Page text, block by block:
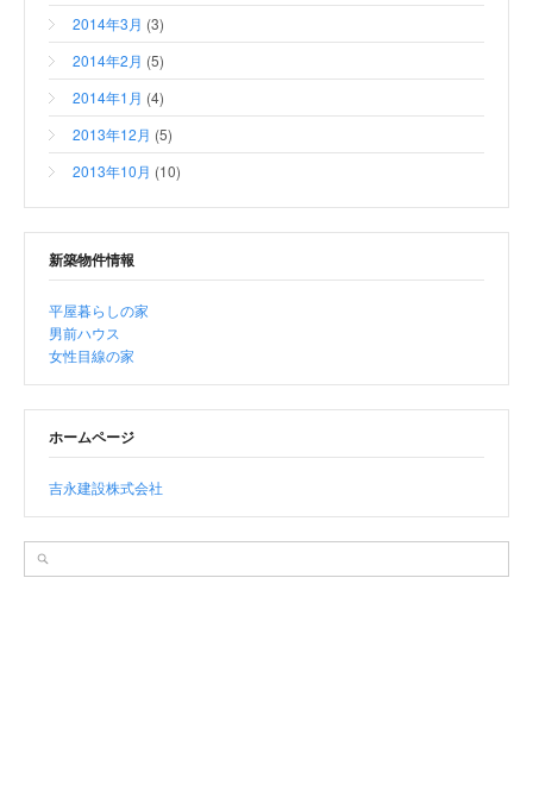
2014年3月 (3)
2014年2月 (5)
2014年1月 (4)
2013年12月 (5)
2013年10月 (10)
新築物件情報
平屋暮らしの家
男前ハウス
女性目線の家
ホームページ
吉永建設株式会社